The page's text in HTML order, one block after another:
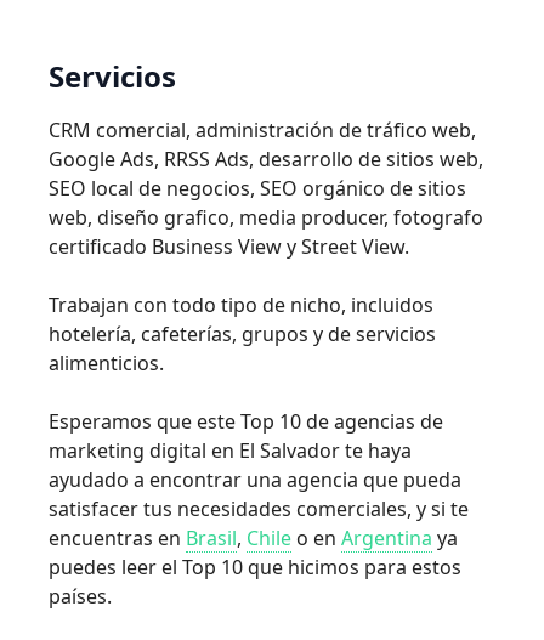
Servicios
CRM comercial, administración de tráfico web,
Google Ads, RRSS Ads, desarrollo de sitios web,
SEO local de negocios, SEO orgánico de sitios
web, diseño grafico, media producer, fotografo
certificado Business View y Street View.
Trabajan con todo tipo de nicho, incluidos
hotelería, cafeterías, grupos y de servicios
alimenticios.
Esperamos que este Top 10 de agencias de
marketing digital en El Salvador te haya
ayudado a encontrar una agencia que pueda
satisfacer tus necesidades comerciales, y si te
encuentras en Brasil, Chile o en Argentina ya
puedes leer el Top 10 que hicimos para estos
países.